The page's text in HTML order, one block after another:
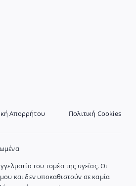
Απορρήτου Πολιτική Cookies
του τομέα της υγείας. Οι
και δεν υποκαθιστούν σε καμία